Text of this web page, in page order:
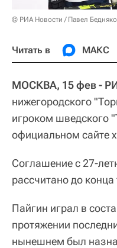
© РИА Новости / Павел
Читать в МАКС
МОСКВА, 15 фев -
нижегородского
игроком шведского
официальном сайте
Соглашение с 27-
рассчитано до
Пайгин играл в
протяжении
нынешнем был